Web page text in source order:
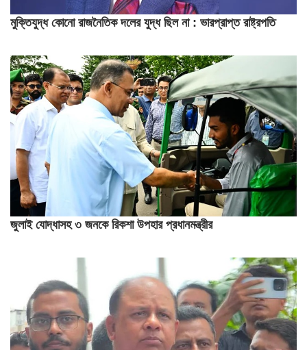
মুক্তিযুদ্ধ কোনো রাজনৈতিক দলের যুদ্ধ ছিল না : ভারপ্রাপ্ত রাষ্ট্রপতি
জুলাই যোদ্ধাসহ ৩ জনকে রিকশা উপহার প্রধানমন্ত্রীর